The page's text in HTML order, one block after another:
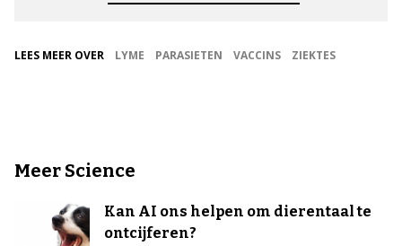
LEES MEER OVER LYME PARASIETEN VACCINS ZIEKTES
Meer Science
Kan AI ons helpen om dierentaal te
ontcijferen?